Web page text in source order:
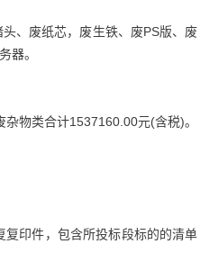
、废纸芯，废生铁、废PS版、废
器。
物类合计1537160.00元(含税)。
印件，包含所投标段标的的清单